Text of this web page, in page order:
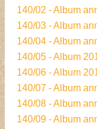
140/02 - Album
140/03 - Album
140/04 - Album
140/05 - Album
140/06 - Album
140/07 - Album
140/08 - Album
140/09 - Album